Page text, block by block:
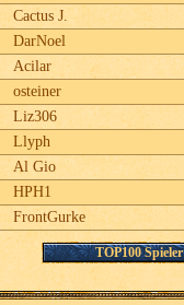
Cactus J.
DarNoel
Acilar
osteiner
Liz306
Llyph
Al Gio
HPH1
FrontGurke
TOP100 Spieler